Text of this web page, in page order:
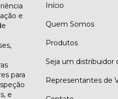
e
para
e
Início
Quem Somos
Produtos
Seja um distribuidor
Representantes de